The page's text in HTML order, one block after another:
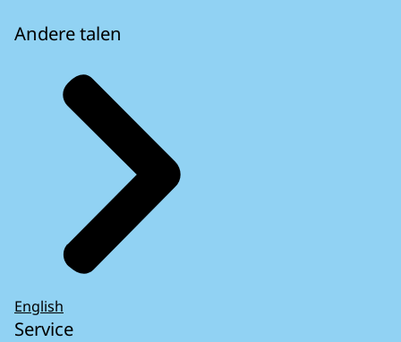
Andere talen
English
Service